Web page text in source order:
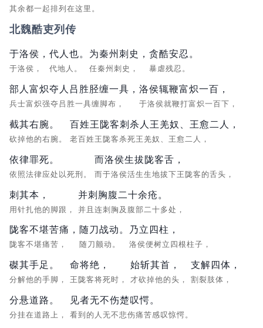
其余都一起排列在这里。
北魏酷吏列传
于洛侯，
于洛侯，
代人也。
代地人。
为秦州刺史，
任秦州刺史，
贪酷安忍。
暴虐残忍。
部人富炽夺人吕胜胫缠一具，
兵士富炽强夺吕胜一具缠脚布，
洛侯辄鞭富炽一百，
于洛侯就鞭打富炽一百下，
截其右腕。
砍掉他的右腕。
百姓王陇客刺杀人王羌奴、王愈二人，
老百姓王陇客杀死王羌奴、王愈二人，
依律罪死。
依照法律应处以死刑。
而洛侯生拔陇客舌，
而于洛侯活生生地拔下王陇客的舌头，
刺其本，
用针扎他的脚跟，
并刺胸腹二十余疮。
并且连刺胸及腹部二十多处，
陇客不堪苦痛，
陇客不堪痛苦，
随刀战动。
随刀颤动。
乃立四柱，
洛侯便树立四根柱子，
磔其手足。
分解他的手脚，
命将绝，
王陇客将死时，
始斩其首，
才砍掉他的头，
支解四体，
割裂肢体，
分悬道路。
分挂在道路上，
见者无不伤楚叹愕。
看到的人无不悲伤痛苦感叹惊愕。